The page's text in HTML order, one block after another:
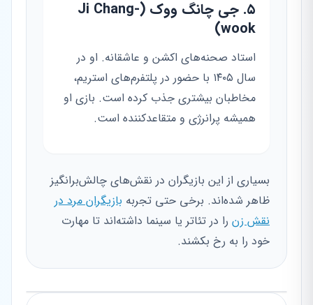
۵. جی چانگ ووک (Ji Chang-
wook)
استاد صحنه‌های اکشن و عاشقانه. او در
سال ۱۴۰۵ با حضور در پلتفرم‌های استریم،
مخاطبان بیشتری جذب کرده است. بازی او
همیشه پرانرژی و متقاعدکننده است.
بسیاری از این بازیگران در نقش‌های چالش‌برانگیز
ظاهر شده‌اند. برخی حتی تجربه بازیگران مرد در
نقش زن را در تئاتر یا سینما داشته‌اند تا مهارت
خود را به رخ بکشند.